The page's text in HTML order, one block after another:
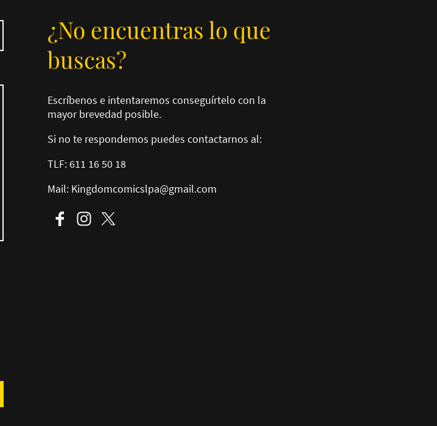
¿No encuentras lo que
buscas?
Escríbenos e intentaremos conseguírtelo con la
mayor brevedad posible.
Si no te respondemos puedes contactarnos al:
TLF: 611 16 50 18
Mail: Kingdomcomicslpa@gmail.com